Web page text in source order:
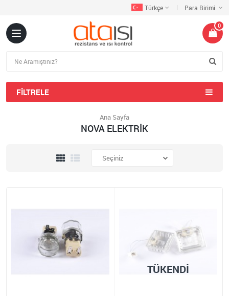
Türkçe Para Birimi
0
FILTRELE
Ana Sayfa
NOVA ELEKTRİK
TÜKENDI